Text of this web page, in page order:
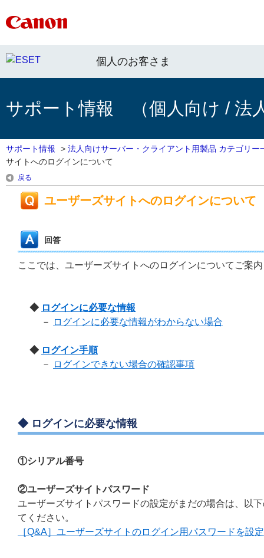
個人のお客さま
サポート情報 （個人向け / 法
サポート情報 > 法人向けサーバー・クライアント用製品 カテゴリー
サイトへのログインについて
戻る
ユーザーズサイトへのログインについて
回答
ここでは、ユーザーズサイトへのログインについてご案
◆ ログインに必要な情報
－
ログインに必要な情報がわからない場合
◆ ログイン手順
－
ログインできない場合の確認事項
◆ ログインに必要な情報
①シリアル番号
②ユーザーズサイトパスワード
ユーザーズサイトパスワードの設定がまだの場合は、以
てください。
［Q&A］ユーザーズサイトのログイン用パスワードを設